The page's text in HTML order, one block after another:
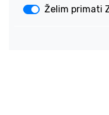
Želim primati